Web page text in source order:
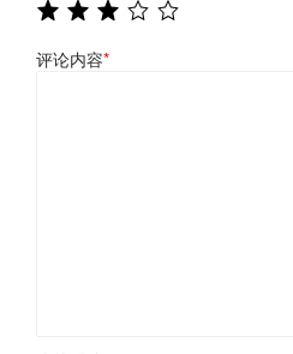
评论内容*